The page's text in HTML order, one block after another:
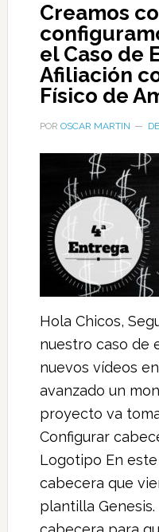
Creamos
el Caso de
Afiliación
Físico de
POR OSCAR MARTIN
Hola Chicos,
nuestro caso de
nuevos vídeos
avanzado un
proyecto va
Configurar
Logotipo En
cabecera que
plantilla